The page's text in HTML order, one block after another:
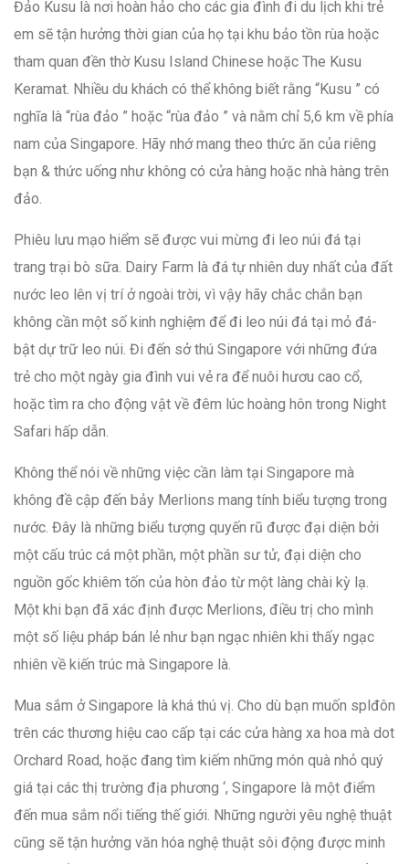
Đảo Kusu là nơi hoàn hảo cho các gia đình đi du lịch khi trẻ
em sẽ tận hưởng thời gian của họ tại khu bảo tồn rùa hoặc
tham quan đền thờ Kusu Island Chinese hoặc The Kusu
Keramat. Nhiều du khách có thể không biết rằng “Kusu ” có
nghĩa là “rùa đảo ” hoặc “rùa đảo ” và nằm chỉ 5,6 km về phía
nam của Singapore. Hãy nhớ mang theo thức ăn của riêng
bạn & thức uống như không có cửa hàng hoặc nhà hàng trên
đảo.
Phiêu lưu mạo hiểm sẽ được vui mừng đi leo núi đá tại
trang trại bò sữa. Dairy Farm là đá tự nhiên duy nhất của đất
nước leo lên vị trí ở ngoài trời, vì vậy hãy chắc chắn bạn
không cần một số kinh nghiệm để đi leo núi đá tại mỏ đá-
bật dự trữ leo núi. Đi đến sở thú Singapore với những đứa
trẻ cho một ngày gia đình vui vẻ ra để nuôi hươu cao cổ,
hoặc tìm ra cho động vật về đêm lúc hoàng hôn trong Night
Safari hấp dẫn.
Không thể nói về những việc cần làm tại Singapore mà
không đề cập đến bảy Merlions mang tính biểu tượng trong
nước. Đây là những biểu tượng quyến rũ được đại diện bởi
một cấu trúc cá một phần, một phần sư tử, đại diện cho
nguồn gốc khiêm tốn của hòn đảo từ một làng chài kỳ lạ.
Một khi bạn đã xác định được Merlions, điều trị cho mình
một số liệu pháp bán lẻ như bạn ngạc nhiên khi thấy ngạc
nhiên về kiến trúc mà Singapore là.
Mua sắm ở Singapore là khá thú vị. Cho dù bạn muốn splđôn
trên các thương hiệu cao cấp tại các cửa hàng xa hoa mà dot
Orchard Road, hoặc đang tìm kiếm những món quà nhỏ quý
giá tại các thị trường địa phương ‘, Singapore là một điểm
đến mua sắm nổi tiếng thế giới. Những người yêu nghệ thuật
cũng sẽ tận hưởng văn hóa nghệ thuật sôi động được minh